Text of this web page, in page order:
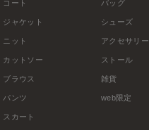
コート
ジャケット
ニット
カットソー
ブラウス
パンツ
スカート
バッグ
シューズ
アクセサリー
ストール
雑貨
web限定